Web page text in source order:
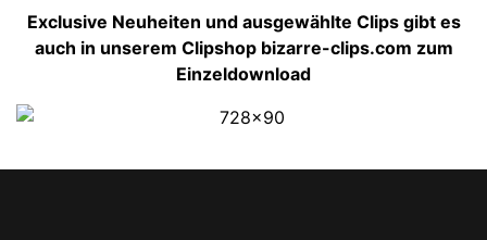
Exclusive Neuheiten und ausgewählte Clips gibt es
auch in unserem Clipshop bizarre-clips.com zum
Einzeldownload